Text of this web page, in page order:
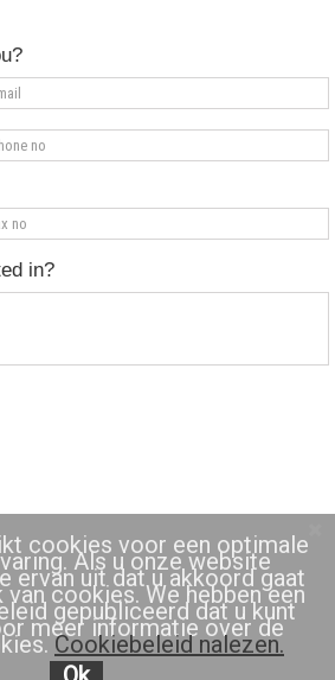
in?
cookies voor een optimale
Als u onze website
ervan uit dat u akkoord gaat
cookies. We hebben een
gepubliceerd dat u kunt
meer informatie over de
Cookiebeleid nalezen.